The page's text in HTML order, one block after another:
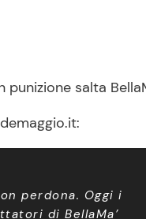
punizione salta
perdona. Oggi i
di BellaMa’